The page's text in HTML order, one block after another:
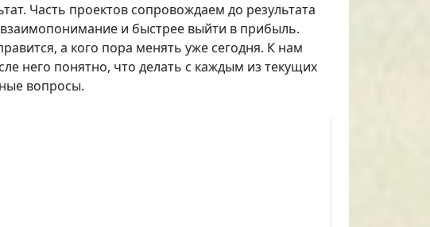
Часть проектов сопровождаем до результата
и быстрее выйти в прибыль.
а кого пора менять уже сегодня. К нам
него понятно, что делать с каждым из текущих
вопросы.